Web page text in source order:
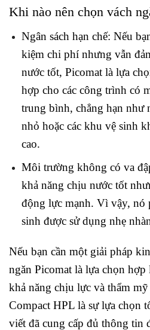
Khi nào nên chọn vách
Ngân sách hạn chế: Nếu
kiệm chi phí nhưng vẫn
nước tốt, Picomat là lựa
hợp cho các công trình có
trung bình, chẳng hạn như
nhỏ hoặc các khu vệ sinh
cao.
Môi trường không có va
khả năng chịu nước tốt
động lực mạnh. Vì vậy, nó
sinh được sử dụng nhẹ
Nếu bạn cần một giải pháp
ngăn Picomat là lựa chọn
khả năng chịu lực và thẩm
Compact HPL là sự lựa chọn
viết đã cung cấp đủ thông tin